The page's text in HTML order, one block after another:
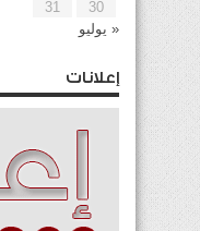
30
31
« يوليو
إعلانات